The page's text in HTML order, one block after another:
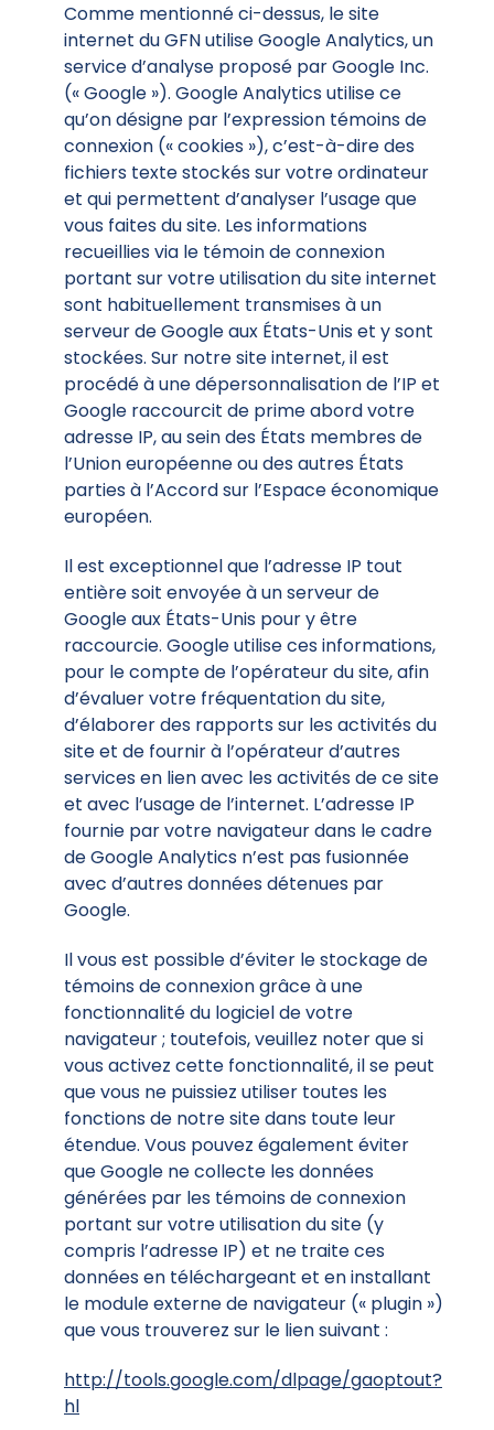
Comme mentionné ci-dessus, le site
internet du GFN utilise Google Analytics, un
service d’analyse proposé par Google Inc.
(« Google »). Google Analytics utilise ce
qu’on désigne par l’expression témoins de
connexion (« cookies »), c’est-à-dire des
fichiers texte stockés sur votre ordinateur
et qui permettent d’analyser l’usage que
vous faites du site. Les informations
recueillies via le témoin de connexion
portant sur votre utilisation du site internet
sont habituellement transmises à un
serveur de Google aux États-Unis et y sont
stockées. Sur notre site internet, il est
procédé à une dépersonnalisation de l’IP et
Google raccourcit de prime abord votre
adresse IP, au sein des États membres de
l’Union européenne ou des autres États
parties à l’Accord sur l’Espace économique
européen.
Il est exceptionnel que l’adresse IP tout
entière soit envoyée à un serveur de
Google aux États-Unis pour y être
raccourcie. Google utilise ces informations,
pour le compte de l’opérateur du site, afin
d’évaluer votre fréquentation du site,
d’élaborer des rapports sur les activités du
site et de fournir à l’opérateur d’autres
services en lien avec les activités de ce site
et avec l’usage de l’internet. L’adresse IP
fournie par votre navigateur dans le cadre
de Google Analytics n’est pas fusionnée
avec d’autres données détenues par
Google.
Il vous est possible d’éviter le stockage de
témoins de connexion grâce à une
fonctionnalité du logiciel de votre
navigateur ; toutefois, veuillez noter que si
vous activez cette fonctionnalité, il se peut
que vous ne puissiez utiliser toutes les
fonctions de notre site dans toute leur
étendue. Vous pouvez également éviter
que Google ne collecte les données
générées par les témoins de connexion
portant sur votre utilisation du site (y
compris l’adresse IP) et ne traite ces
données en téléchargeant et en installant
le module externe de navigateur (« plugin »)
que vous trouverez sur le lien suivant :
http://tools.google.com/dlpage/gaoptout?
hl